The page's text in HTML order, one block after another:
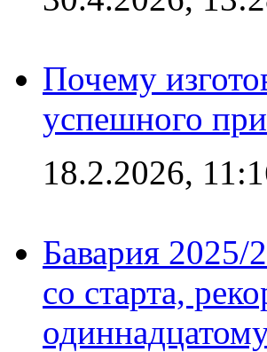
Почему
успешного
18.2.2026,
Бавария
со старта,